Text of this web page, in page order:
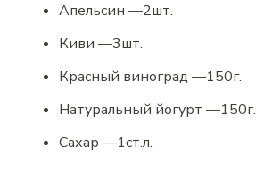
Апельсин —2шт.
Киви —3шт.
Красный виноград—150г.
Натуральный йогурт —150г.
Сахар —1ст.л.